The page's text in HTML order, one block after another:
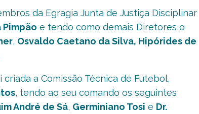
da Egragia Junta de Justiça Disciplinar
Pimpão e tendo como demais Diretores o
, Osvaldo Caetano da Silva, Hipórides de
a Comissão Técnica de Futebol,
, tendo ao seu comando os seguintes
André de Sá, Germiniano Tosi e Dr.